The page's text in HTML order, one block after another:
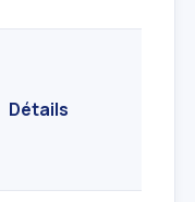
Détails